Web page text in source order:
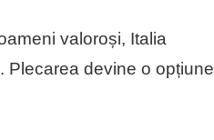
valoroși, Italia
Plecarea devine o opțiune